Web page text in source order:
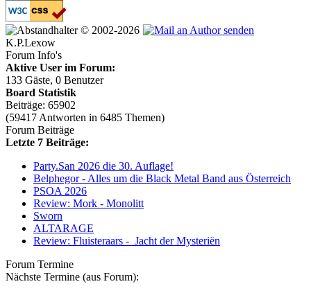
© 2002-2026
K.P.Lexow
Forum Info's
Aktive User im Forum:
133 Gäste, 0 Benutzer
Board Statistik
Beiträge: 65902
(59417 Antworten in 6485 Themen)
Forum Beiträge
Letzte 7 Beiträge:
Party.San 2026 die 30. Auflage!
Belphegor - Alles um die Black Metal Band aus Österreich
PSOA 2026
Review: Mork - Monolitt
Sworn
ALTARAGE
Review: Fluisteraars - Jacht der Mysteriën
Forum Termine
Nächste Termine (aus Forum):